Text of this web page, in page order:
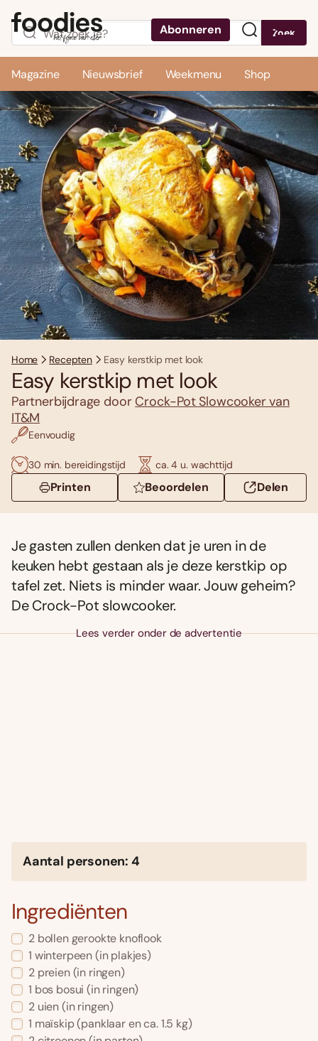
Abonneren Zoek
Magazine Nieuwsbrief Weekmenu Shop
Home Recepten Easy kerstkip met look
Easy kerstkip met look
Partnerbijdrage door Crock-Pot Slowcooker van
IT&M
Eenvoudig
30 min. bereidingstijd ca. 4 u. wachttijd
Printen Beoordelen Delen
Je gasten zullen denken dat je uren in de
keuken hebt gestaan als je deze kerstkip op
tafel zet. Niets is minder waar. Jouw geheim?
De Crock-Pot slowcooker.
Lees verder onder de advertentie
Aantal personen: 4
Ingrediënten
2 bollen gerookte knoflook
1 winterpeen (in plakjes)
2 preien (in ringen)
1 bos bosui (in ringen)
2 uien (in ringen)
1 maïskip (panklaar en ca. 1.5 kg)